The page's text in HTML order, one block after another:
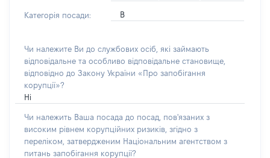
Категорія посади: В
Чи належите Ви до службових осіб, які займають
відповідальне та особливо відповідальне становище,
відповідно до Закону України «Про запобігання
корупції»?
Ні
Чи належить Ваша посада до посад, пов'язаних з
високим рівнем корупційних ризиків, згідно з
переліком, затвердженим Національним агентством з
питань запобігання корупції?